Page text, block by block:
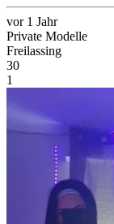
vor 1 Jahr
Private Modelle
Freilassing
30
1